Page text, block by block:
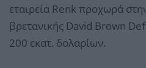
εταιρεία Renk προχωρά
βρετανικής David Brown
200 εκατ. δολαρίων.